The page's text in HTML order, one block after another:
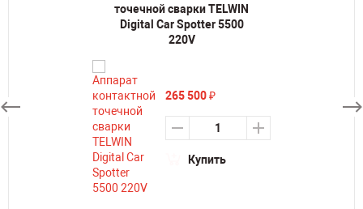
точечной сварки TELWIN
Digital Car Spotter 5500
220V
265 500₽
Купить